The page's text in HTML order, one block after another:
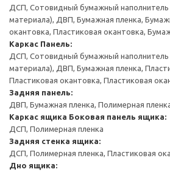
ДСП, Сотовидный бумажный наполнитель
материала), ДВП, Бумажная пленка,
окантовка, Пластиковая окантовка,
Каркас Панель:
ДСП, Сотовидный бумажный наполнитель
материала), ДВП, Бумажная пленка,
Пластиковая окантовка, Пластиковая
Задняя панель:
ДВП, Бумажная пленка, Полимерная
Каркас ящика Боковая панель ящика:
ДСП, Полимерная пленка
Задняя стенка ящика:
ДСП, Полимерная пленка, Пластиковая
Дно ящика: